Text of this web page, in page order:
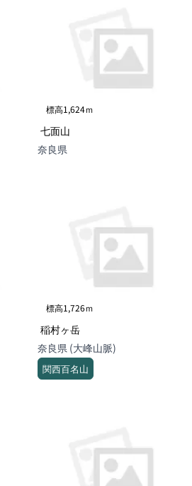
標高1,624ｍ
七面山
奈良県
標高1,726ｍ
稲村ヶ岳
奈良県 (大峰山脈)
関西百名山